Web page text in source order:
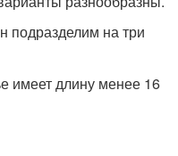
подразделим на три
имеет длину менее 16